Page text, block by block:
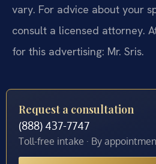
vary. For advice about your
consult a licensed attorney.
for this advertising: Mr. Sris.
Request a consultation
(888) 437-7747
Toll-free intake · By